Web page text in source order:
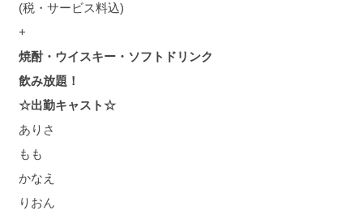
(税・サービス料込)
+
焼酎・ウイスキー・ソフトドリンク
飲み放題！
☆出勤キャスト☆
ありさ
もも
かなえ
りおん